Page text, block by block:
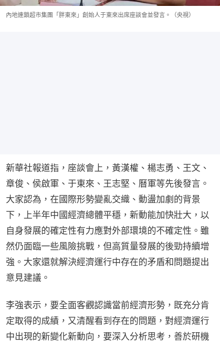
內地連鎖超市集團「胖東來」創始人于東來出席座談會並發言。（央視）
新華社報道指，座談會上，黃漢權、楊志勇、王文、
章俊、侯啟軍、于東來、王志堅、曆軍等先後發言。
大家認為，在國際形勢變亂交織、動盪加劇的背景
下，上半年中國經濟總體平穩，新動能加快壯大，以
自身發展的確定性有力應對外部環境的不確定性。雖
然仍面臨一些風險挑戰，但高質量發展的後勁持續增
強。大家還就解決經濟運行中存在的矛盾和問題提出
意見建議。
李強表示，要全面客觀認識當前經濟形勢，既充分肯
定取得的成績，又清醒看到存在的問題，對經濟運行
中出現的新變化新動向，要深入分析思考，善於研機